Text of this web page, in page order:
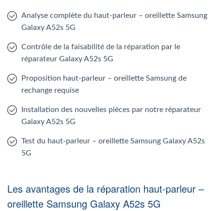
Analyse complète du haut-parleur – oreillette Samsung
Galaxy A52s 5G
Contrôle de la faisabilité de la réparation par le
réparateur Galaxy A52s 5G
Proposition haut-parleur – oreillette Samsung de
rechange requise
Installation des nouvelles pièces par notre réparateur
Galaxy A52s 5G
Test du haut-parleur – oreillette Samsung Galaxy A52s
5G
Les avantages de la réparation haut-parleur –
oreillette Samsung Galaxy A52s 5G